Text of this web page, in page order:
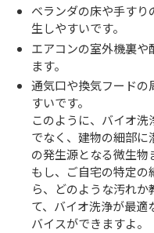
ベランダの床や手すり
生しやすいです。
エアコンの室外機裏や
ます。
通気口や換気フードの
すいです。
このように、バイオ
でなく、建物の細部
の発生源となる微生物
もし、ご自宅の特定
ら、どのような汚れ
て、バイオ洗浄が最適
バイスができますよ。